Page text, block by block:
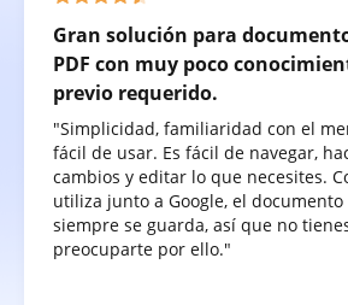
Gran solución para
PDF con muy poco
previo requerido.
"Simplicidad, familiaridad con el
fácil de usar. Es fácil de navegar,
cambios y editar lo que necesites.
utiliza junto a Google, el documento
siempre se guarda, así que no
preocuparte por ello."